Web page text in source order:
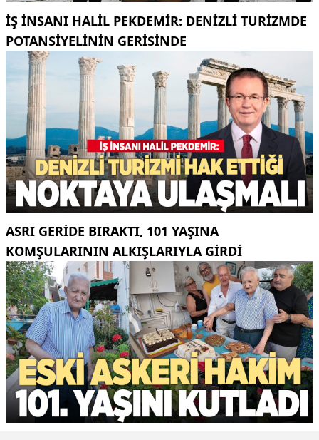
İŞ INSANI HALIL PEKDEMIR: DENIZLI TURIZMDE
POTANSIYELININ GERISINDE
ASRI GERIDE BIRAKTI, 101 YAŞINA
KOMŞULARININ ALKIŞLARIYLA GIRDI